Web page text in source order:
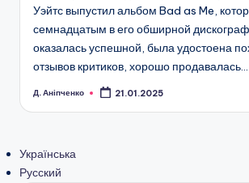
Уэйтс выпустил альбом Bad as Me,
семнадцатым в его обширной
оказалась успешной, была удостоена
отзывов критиков, хорошо продавалась…
Posted
Д. Аніпченко 21.01.2025
Українська
Русский